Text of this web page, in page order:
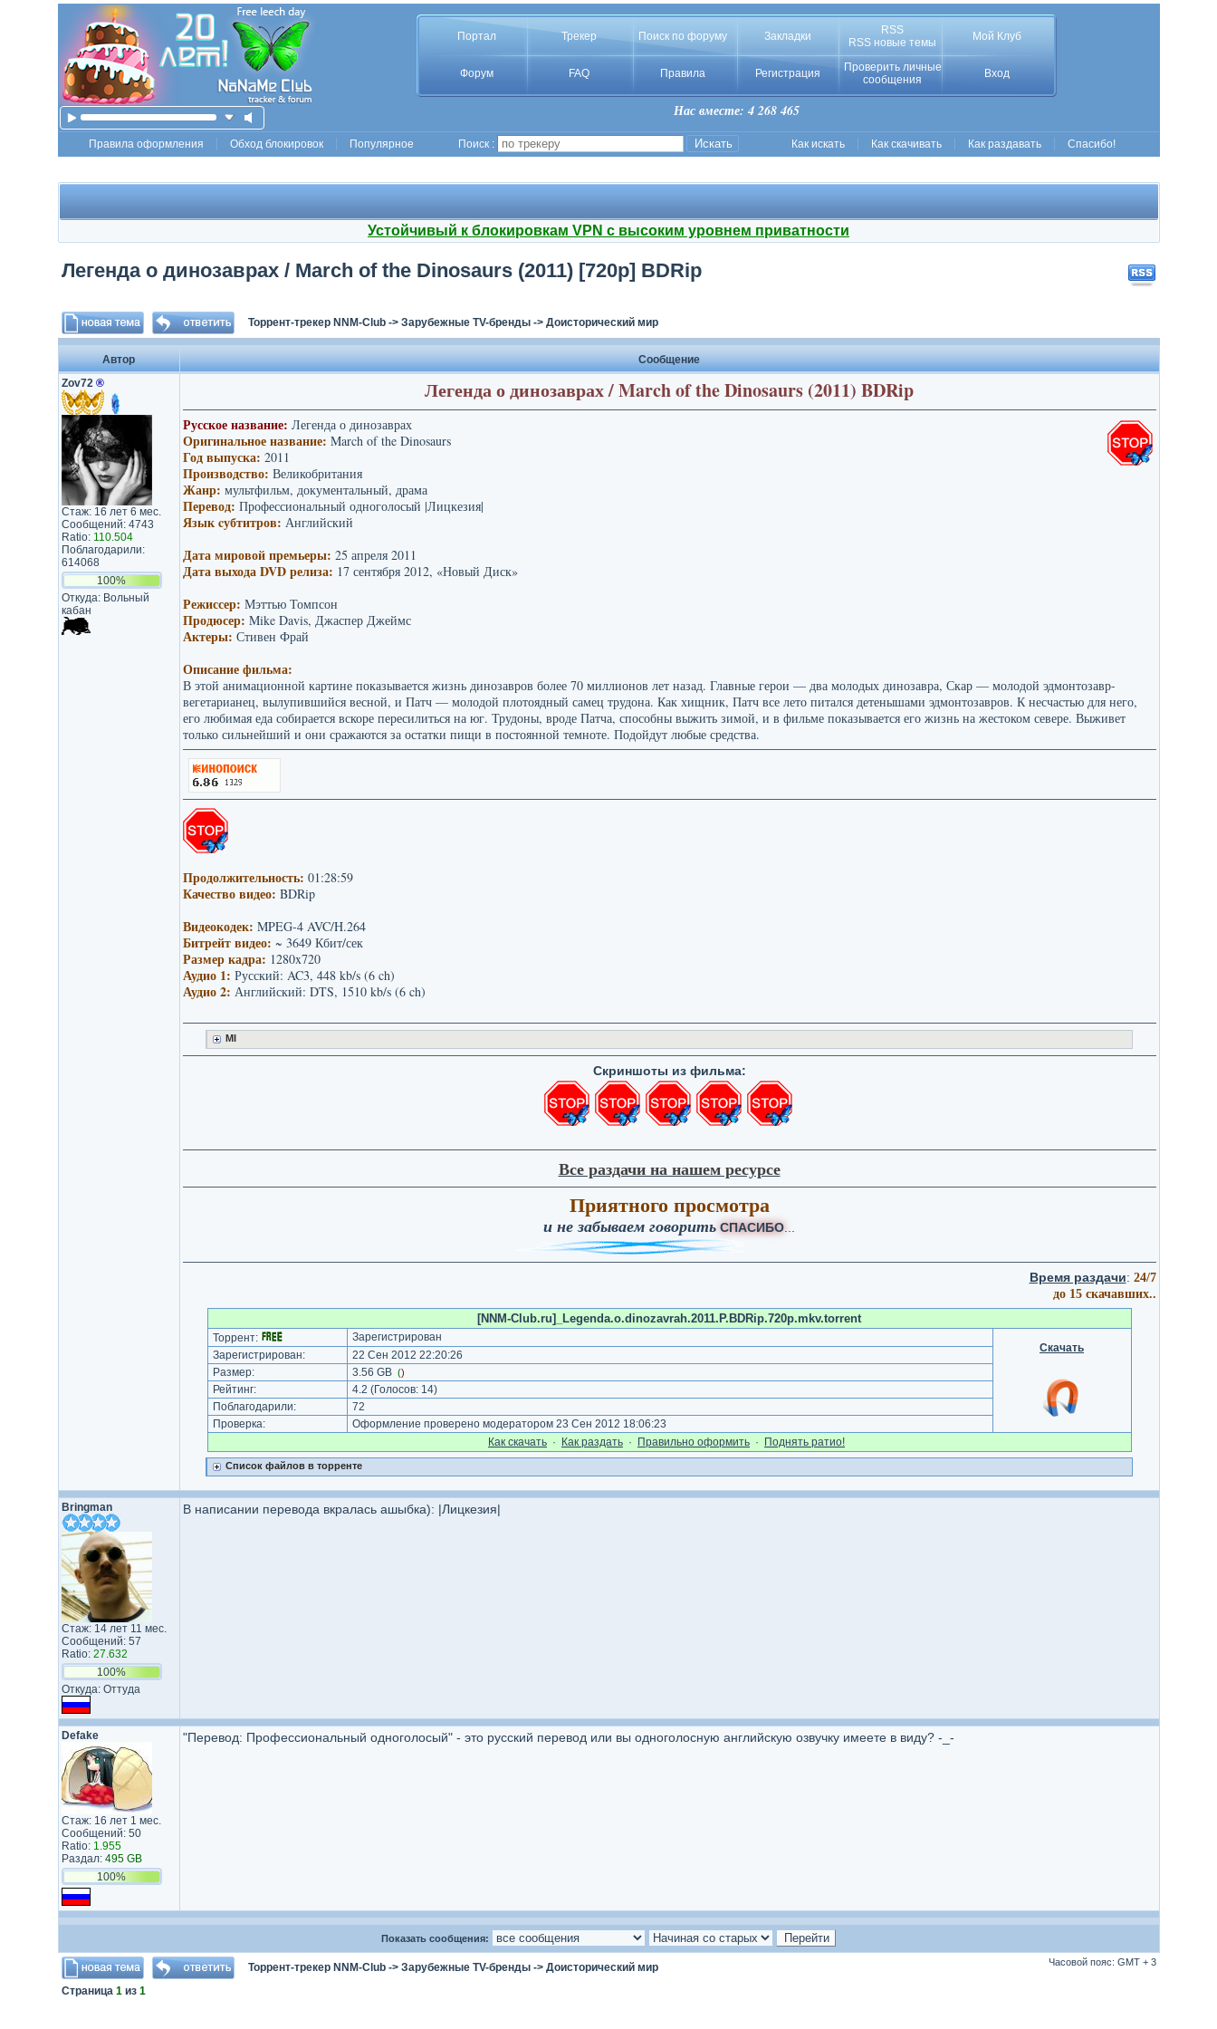
Портал Трекер Поиск по форуму Закладки
RSS
RSS новые темы
Мой Клуб
Форум FAQ Правила Регистрация
Проверить личные
сообщения
Вход
Нас вместе: 4 268 465
Правила оформления Обход блокировок Популярное Поиск : Как искать Как скачивать Как раздавать Спасибо!
Устойчивый к блокировкам VPN с высоким уровнем приватности
Легенда о динозаврах / March of the Dinosaurs (2011) [720p] BDRip
Торрент-трекер NNM-Club-> Зарубежные TV-бренды-> Доисторический мир
Автор
Сообщение
Zov72 ®
Стаж: 16 лет 6 мес.
Сообщений: 4743
Ratio: 110.504
Поблагодарили:
614068
100%
Откуда: Вольный
кабан
Легенда о динозаврах / March of the Dinosaurs (2011) BDRip
Русское название: Легенда о динозаврах
Оригинальное название: March of the Dinosaurs
Год выпуска: 2011
Производство: Великобритания
Жанр: мультфильм, документальный, драма
Перевод: Профессиональный одноголосый |Лицкезия|
Язык cубтитров: Английский
Дата мировой премьеры: 25 апреля 2011
Дата выхода DVD релиза: 17 сентября 2012, «Новый Диск»
Режиссер: Мэттью Томпсон
Продюсер: Mike Davis, Джаспер Джеймс
Актеры: Стивен Фрай
Описание фильма:
В этой анимационной картине показывается жизнь динозавров более 70 миллионов лет назад. Главные герои — два молодых динозавра, Скар — молодой эдмонтозавр-
вегетарианец, вылупившийся весной, и Патч — молодой плотоядный самец трудона. Как хищник, Патч все лето питался детенышами эдмонтозавров. К несчастью для него,
его любимая еда собирается вскоре пересилиться на юг. Трудоны, вроде Патча, способны выжить зимой, и в фильме показывается его жизнь на жестоком севере. Выживет
только сильнейший и они сражаются за остатки пищи в постоянной темноте. Подойдут любые средства.
Продолжительность: 01:28:59
Качество видео: BDRip
Видеокодек: MPEG-4 AVC/H.264
Битрейт видео: ~ 3649 Кбит/сек
Размер кадра: 1280x720
Аудио 1: Русский: AC3, 448 kb/s (6 ch)
Аудио 2: Английский: DTS, 1510 kb/s (6 ch)
MI
Cкриншоты из фильма:
Все раздачи на нашем ресурсе
Приятного просмотра
и не забываем говорить СПАСИБО
Время раздачи: 24/7
до 15 скачавших..
[NNM-Club.ru]_Legenda.o.dinozavrah.2011.P.BDRip.720p.mkv.torrent
Торрент:
Зарегистрирован
Скачать
Зарегистрирован:
22 Сен 2012 22:20:26
Размер:
3.56 GB ()
Рейтинг: 4.2 (Голосов: 14)
Поблагодарили:
72
Проверка:
Оформление проверено модератором 23 Сен 2012 18:06:23
Как cкачать · Как раздать · Правильно оформить · Поднять ратио!
Список файлов в торренте
Bringman
Стаж: 14 лет 11 мес.
Сообщений: 57
Ratio: 27.632
100%
Откуда: Оттуда
В написании перевода вкралась ашыбка): |Лицкезия|
Defake
Стаж: 16 лет 1 мес.
Сообщений: 50
Ratio: 1.955
Раздал: 495 GB
100%
"Перевод: Профессиональный одноголосый" - это русский перевод или вы одноголосную английскую озвучку имеете в виду? -_-
Показать сообщения:
Торрент-трекер NNM-Club-> Зарубежные TV-бренды-> Доисторический мир Часовой пояс: GMT + 3
Страница 1из 1